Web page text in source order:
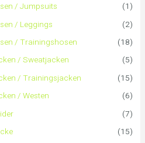
/ Jumpsuits
(1)
/ Leggings
(2)
/ Trainingshosen
(18)
/ Sweatjacken
(5)
/ Trainingsjacken
(15)
/ Westen
(6)
(7)
(15)